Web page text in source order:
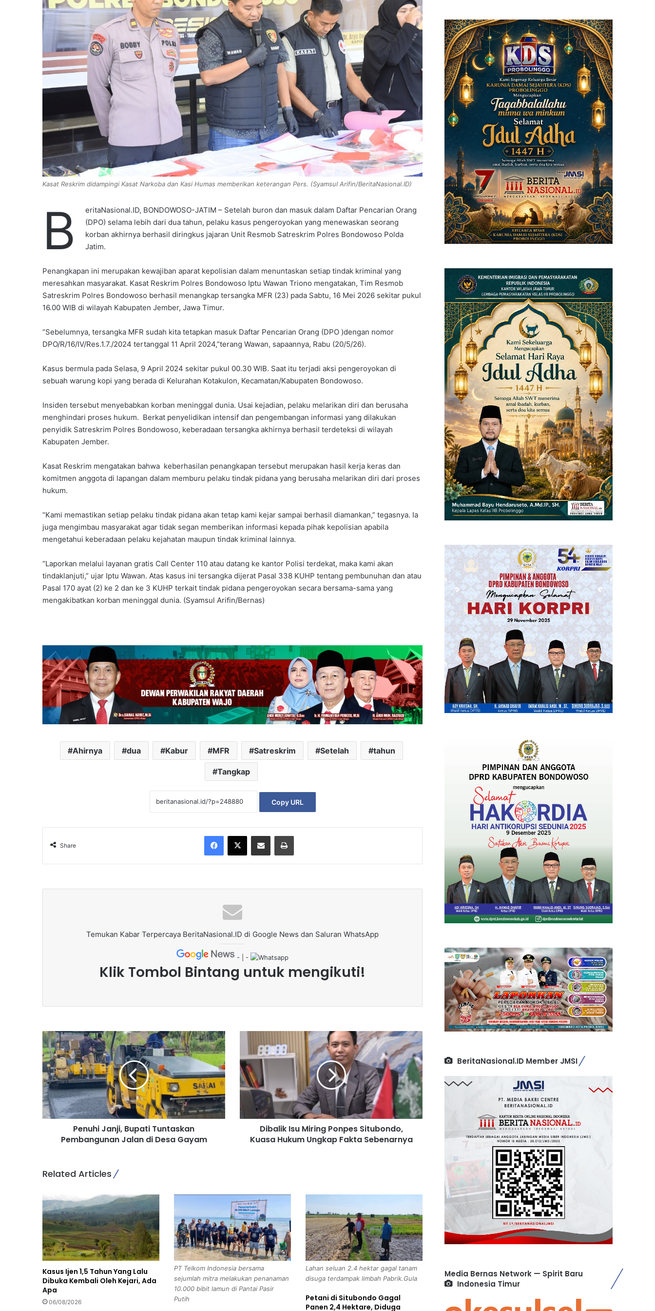
Kasat Reskrim didampingi Kasat Narkoba dan Kasi Humas memberikan keterangan Pers. (Syamsul Arifin/BeritaNasional.ID)
B
eritaNasional.ID, BONDOWOSO-JATIM – Setelah buron dan masuk dalam Daftar Pencarian Orang
(DPO) selama lebih dari dua tahun, pelaku kasus pengeroyokan yang menewaskan seorang
korban akhirnya berhasil diringkus jajaran Unit Resmob Satreskrim Polres Bondowoso Polda
Jatim.
Penangkapan ini merupakan kewajiban aparat kepolisian dalam menuntaskan setiap tindak kriminal yang
meresahkan masyarakat. Kasat Reskrim Polres Bondowoso Iptu Wawan Triono mengatakan, Tim Resmob
Satreskrim Polres Bondowoso berhasil menangkap tersangka MFR (23) pada Sabtu, 16 Mei 2026 sekitar pukul
16.00 WIB di wilayah Kabupaten Jember, Jawa Timur.
“Sebelumnya, tersangka MFR sudah kita tetapkan masuk Daftar Pencarian Orang (DPO )dengan nomor
DPO/R/16/IV/Res.1.7./2024 tertanggal 11 April 2024,”terang Wawan, sapaannya, Rabu (20/5/26).
Kasus bermula pada Selasa, 9 April 2024 sekitar pukul 00.30 WIB. Saat itu terjadi aksi pengeroyokan di
sebuah warung kopi yang berada di Kelurahan Kotakulon, Kecamatan/Kabupaten Bondowoso.
Insiden tersebut menyebabkan korban meninggal dunia. Usai kejadian, pelaku melarikan diri dan berusaha
menghindari proses hukum. Berkat penyelidikan intensif dan pengembangan informasi yang dilakukan
penyidik Satreskrim Polres Bondowoso, keberadaan tersangka akhirnya berhasil terdeteksi di wilayah
Kabupaten Jember.
Kasat Reskrim mengatakan bahwa keberhasilan penangkapan tersebut merupakan hasil kerja keras dan
komitmen anggota di lapangan dalam memburu pelaku tindak pidana yang berusaha melarikan diri dari proses
hukum.
“Kami memastikan setiap pelaku tindak pidana akan tetap kami kejar sampai berhasil diamankan,” tegasnya. Ia
juga mengimbau masyarakat agar tidak segan memberikan informasi kepada pihak kepolisian apabila
mengetahui keberadaan pelaku kejahatan maupun tindak kriminal lainnya.
“Laporkan melalui layanan gratis Call Center 110 atau datang ke kantor Polisi terdekat, maka kami akan
tindaklanjuti,” ujar Iptu Wawan. Atas kasus ini tersangka dijerat Pasal 338 KUHP tentang pembunuhan dan atau
Pasal 170 ayat (2) ke 2 dan ke 3 KUHP terkait tindak pidana pengeroyokan secara bersama-sama yang
mengakibatkan korban meninggal dunia. (Syamsul Arifin/Bernas)
Ahirnya dua Kabur MFR Satreskrim Setelah tahun
Tangkap
Copy URL
Share
Temukan Kabar Terpercaya BeritaNasional.ID di Google News dan Saluran WhatsApp
- | -
Klik Tombol Bintang untuk mengikuti!
P
e
n
h
i
J
a
n
u
p
t
i
T
u
n
t
a
s
k
a
n
Penuhi Janji, Bupati Tuntaskan
Pembangunan Jalan di Desa Gayam
a
l
i
k
I
s
P
o
n
p
e
s
S
i
t
u
Dibalik Isu Miring Ponpes Situbondo,
Kuasa Hukum Ungkap Fakta Sebenarnya
Related Articles
Kasus Ijen 1,5 Tahun Yang Lalu
Dibuka Kembali Oleh Kejari, Ada
Apa
06/08/2026
PT Telkom Indonesia bersama
sejumlah mitra melakukan penanaman
10.000 bibit lamun di Pantai Pasir
Putih
Lahan seluan 2.4 hektar gagal tanam
disuga terdampak limbah Pabrik.Gula
Petani di Situbondo Gagal
Panen 2,4 Hektare, Diduga
BeritaNasional.ID Member JMSI
Media Bernas Network — Spirit Baru
Indonesia Timur